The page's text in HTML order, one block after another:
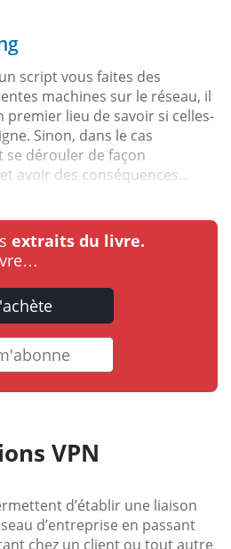
script vous faites des
machines sur le réseau, il
premier lieu de savoir si celles-
Sinon, dans le cas
dérouler de façon
avoir des conséquences...
extraits du livre.
VPN
d’établir une liaison
d’entreprise en passant
chez un client ou tout autre